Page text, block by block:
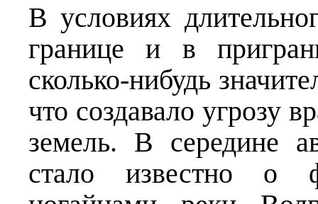
В условиях
границе и в
сколько-нибудь
что создавало угрозу
земель. В середине
стало известно о